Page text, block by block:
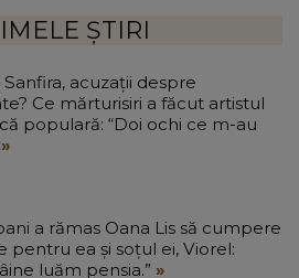
ȘTIRI
acuzații despre
Ce mărturisiri a făcut artistul
populară: “Doi ochi ce m-au
a rămas Oana Lis să cumpere
pentru ea și soțul ei, Viorel:
luăm pensia.”